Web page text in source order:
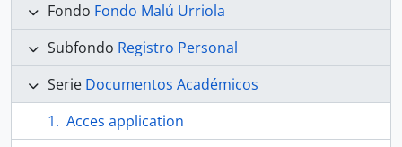
Fondo Fondo Malú Urriola
Subfondo Registro Personal
Serie Documentos Académicos
Acces application